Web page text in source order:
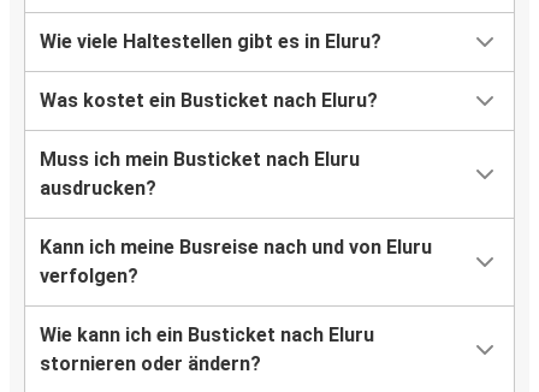
Wie viele Haltestellen gibt es in Eluru?
Was kostet ein Busticket nach Eluru?
Muss ich mein Busticket nach Eluru
ausdrucken?
Kann ich meine Busreise nach und von Eluru
verfolgen?
Wie kann ich ein Busticket nach Eluru
stornieren oder ändern?